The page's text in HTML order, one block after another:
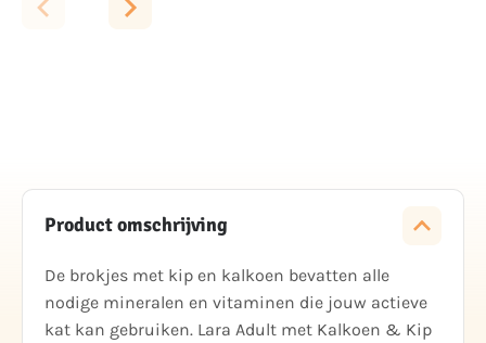
Product omschrijving
De brokjes met kip en kalkoen bevatten alle
nodige mineralen en vitaminen die jouw actieve
kat kan gebruiken. Lara Adult met Kalkoen & Kip